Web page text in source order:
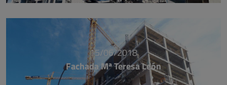
15/06/2018
Fachada Mª Teresa León